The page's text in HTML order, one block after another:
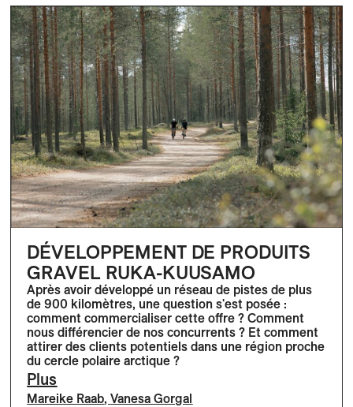
DÉVELOPPEMENT DE PRODUITS
GRAVEL RUKA-KUUSAMO
Après avoir développé un réseau de pistes de plus
de 900 kilomètres, une question s'est posée :
comment commercialiser cette offre ? Comment
nous différencier de nos concurrents ? Et comment
attirer des clients potentiels dans une région proche
du cercle polaire arctique ?
Plus
Mareike Raab,Vanesa Gorgal